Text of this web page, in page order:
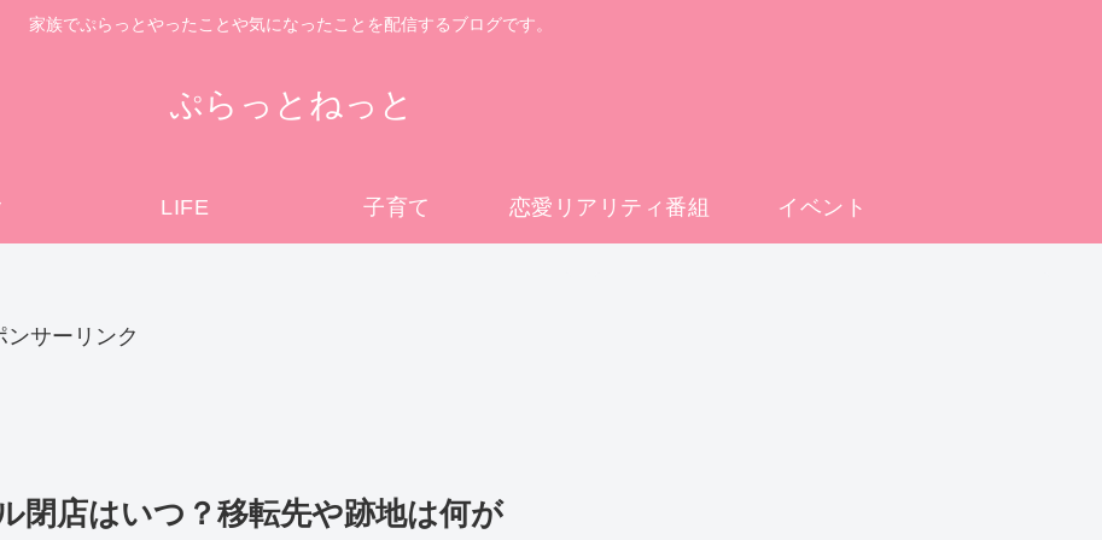
家族でぷらっとやったことや気になったことを配信するブログです。
ぷらっとねっと
LIFE 子育て 恋愛リアリティ番組 イベント
ンサーリンク
閉店はいつ？移転先や跡地は何が